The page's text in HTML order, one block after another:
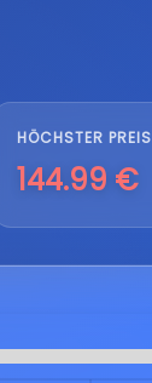
HÖCHSTER PREIS
144.99 €